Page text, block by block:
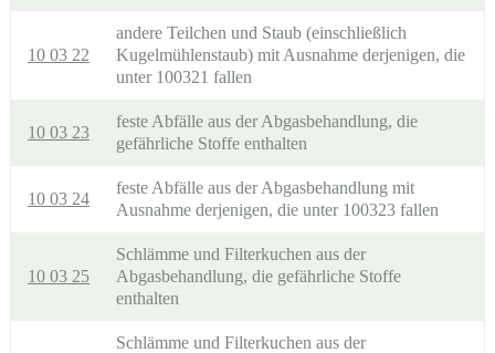
10 03 22
andere Teilchen und Staub (einschließlich
Kugelmühlenstaub) mit Ausnahme derjenigen, die
unter 100321 fallen
10 03 23
feste Abfälle aus der Abgasbehandlung, die
gefährliche Stoffe enthalten
10 03 24
feste Abfälle aus der Abgasbehandlung mit
Ausnahme derjenigen, die unter 100323 fallen
10 03 25
Schlämme und Filterkuchen aus der
Abgasbehandlung, die gefährliche Stoffe
enthalten
Schlämme und Filterkuchen aus der